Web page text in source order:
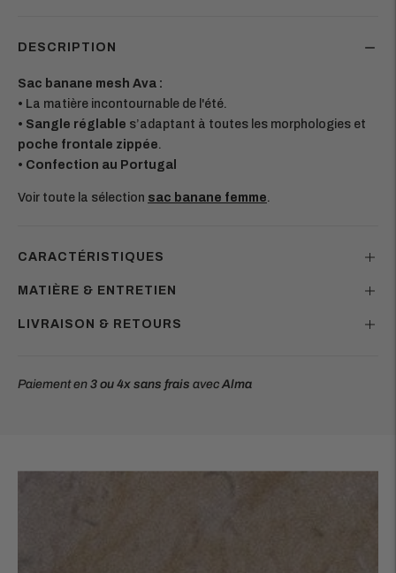
DESCRIPTION
Sac banane mesh Ava :
• La matière incontournable de l'été.
• Sangle réglable s’adaptant à toutes les morphologies et
poche frontale zippée.
• Confection au Portugal
Voir toute la sélection sac banane femme.
CARACTÉRISTIQUES
MATIÈRE & ENTRETIEN
LIVRAISON & RETOURS
Paiement en 3 ou 4x sans frais avecAlma
à